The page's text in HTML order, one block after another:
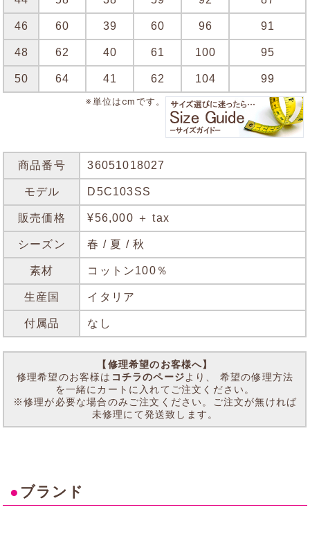
46 60 39 60 96 91
48 62 40 61 100 95
50 64 41 62 104 99
※単位はcmです。
商品番号 36051018027
モデル D5C103SS
販売価格 ¥56,000 ＋ tax
シーズン 春 / 夏 / 秋
素材 コットン100％
生産国 イタリア
付属品 なし
【修理希望のお客様へ】
修理希望のお客様は コチラのページより、 希望の修理方法
を一緒にカートに入れてご注文ください。
※修理が必要な場合のみご注文ください。ご注文が無ければ
未修理にて発送致します。
● ブランド